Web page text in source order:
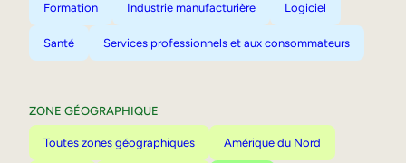
Formation Industrie manufacturière Logiciel
Santé Services professionnels et aux consommateurs
ZONE GÉOGRAPHIQUE
Toutes zones géographiques Amérique du Nord